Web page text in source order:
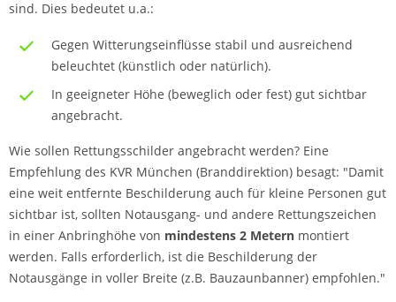
sind. Dies bedeutet u.a.:
Gegen Witterungseinflüsse stabil und ausreichend
beleuchtet (künstlich oder natürlich).
In geeigneter Höhe (beweglich oder fest) gut sichtbar
angebracht.
Wie sollen Rettungsschilder angebracht werden? Eine
Empfehlung des KVR München (Branddirektion) besagt: "Damit
eine weit entfernte Beschilderung auch für kleine Personen gut
sichtbar ist, sollten Notausgang- und andere Rettungszeichen
in einer Anbringhöhe von mindestens 2 Metern montiert
werden. Falls erforderlich, ist die Beschilderung der
Notausgänge in voller Breite (z.B. Bauzaunbanner) empfohlen."